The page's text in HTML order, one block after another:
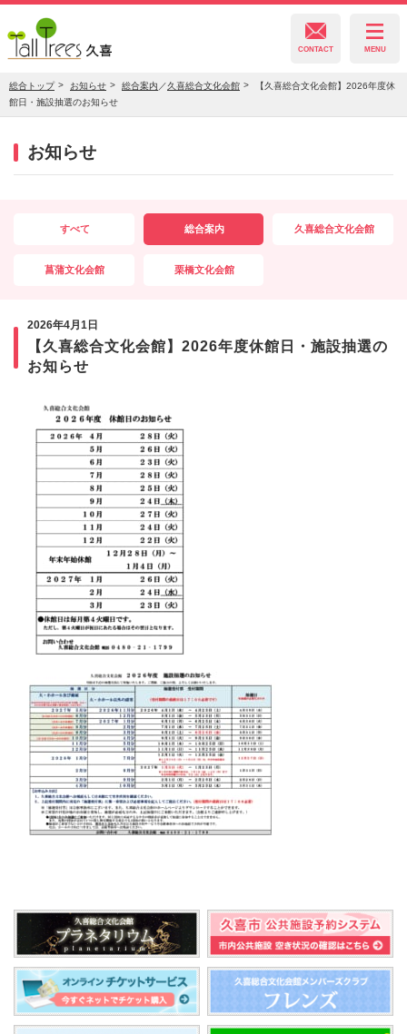
MENU
CONTACT
総合トップ お知らせ 総合案内 ／久喜総合文化会館
【久喜総合文化会館】2026年度休
館日・施設抽選のお知らせ
お知らせ
すべて 総合案内 久喜総合文化会館
菖蒲文化会館 栗橋文化会館
2026年4月1日
【久喜総合文化会館】2026年度休館日・施設抽選の
お知らせ